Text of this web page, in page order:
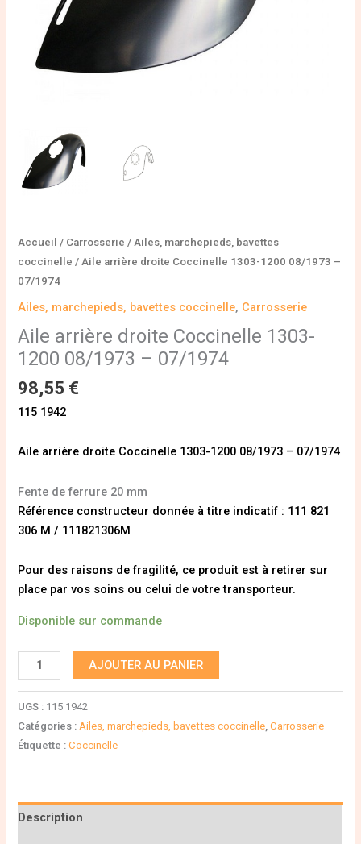
Accueil / Carrosserie / Ailes, marchepieds, bavettes
coccinelle / Aile arrière droite Coccinelle 1303-1200 08/1973 –
07/1974
Ailes, marchepieds, bavettes coccinelle, Carrosserie
Aile arrière droite Coccinelle 1303-
1200 08/1973 – 07/1974
98,55 €
115 1942
Aile arrière droite Coccinelle 1303-1200 08/1973 – 07/1974
Fente de ferrure 20 mm
Référence constructeur donnée à titre indicatif : 111 821
306 M / 111821306M
Pour des raisons de fragilité, ce produit est à retirer sur
place par vos soins ou celui de votre transporteur.
Disponible sur commande
AJOUTER AU PANIER
UGS : 115 1942
Catégories : Ailes, marchepieds, bavettes coccinelle ,Carrosserie
Étiquette :Coccinelle
Description